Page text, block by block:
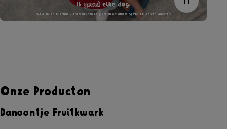
Onze Producton
Danoontje Fruitkwark